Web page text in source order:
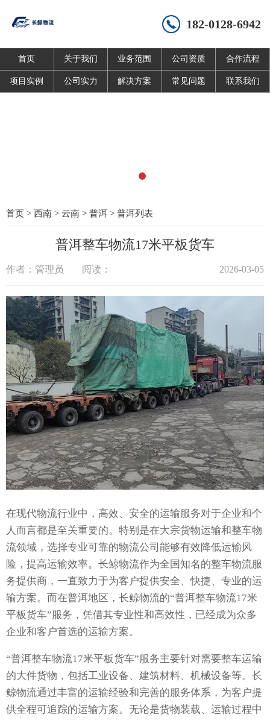
182-0128-6942
首页 关于我们 业务范围 公司资质 合作流程
项目实例 公司实力 解决方案 常见问题 联系我们
首页 > 西南 > 云南 > 普洱 > 普洱列表
普洱整车物流17米平板货车
作者：管理员 阅读： 2026-03-05
在现代物流行业中，高效、安全的运输服务对于企业和个
人而言都是至关重要的。特别是在大宗货物运输和整车物
流领域，选择专业可靠的物流公司能够有效降低运输风
险，提高运输效率。长鲸物流作为全国知名的整车物流服
务提供商，一直致力于为客户提供安全、快捷、专业的运
输方案。而在普洱地区，长鲸物流的“普洱整车物流17米
平板货车”服务，凭借其专业性和高效性，已经成为众多
企业和客户首选的运输方案。
“普洱整车物流17米平板货车”服务主要针对需要整车运输
的大件货物，包括工业设备、建筑材料、机械设备等。长
鲸物流通过丰富的运输经验和完善的服务体系，为客户提
供全程可追踪的运输方案。无论是货物装载、运输过程中